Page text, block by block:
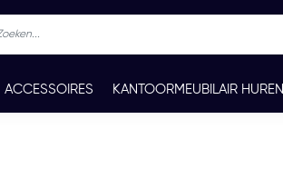
ACCESSOIRES KANTOORMEUBILAIR HUREN